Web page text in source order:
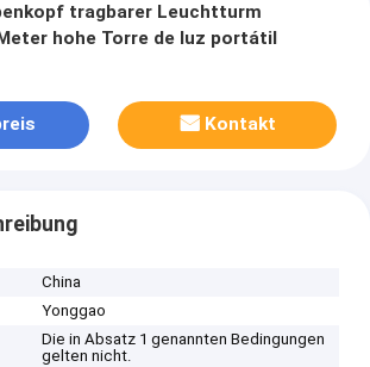
tragbarer Leuchtturm
hohe Torre de luz portátil
Kontakt
China
Yonggao
Die in Absatz 1 genannten Bedingungen
gelten nicht.